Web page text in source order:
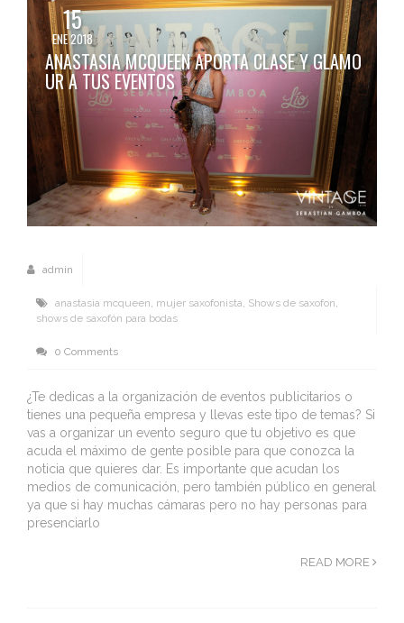
15
ENE 2018
ANASTASIA MCQUEEN APORTA CLASE Y GLAMO
UR A TUS EVENTOS
admin
anastasia mcqueen, mujer saxofonista, Shows de saxofon,
shows de saxofón para bodas
0 Comments
¿Te dedicas a la organización de eventos publicitarios o
tienes una pequeña empresa y llevas este tipo de temas? Si
vas a organizar un evento seguro que tu objetivo es que
acuda el máximo de gente posible para que conozca la
noticia que quieres dar. Es importante que acudan los
medios de comunicación, pero también público en general
ya que si hay muchas cámaras pero no hay personas para
presenciarlo
READ MORE